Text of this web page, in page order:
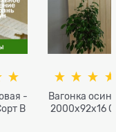
-
В
Вагонка
2000x92x16